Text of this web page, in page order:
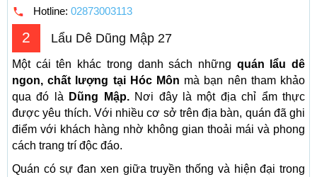
Hotline: 02873003113
2 Lẩu Dê Dũng Mập 27
Một cái tên khác trong danh sách những quán lẩu dê
ngon, chất lượng tại Hóc Môn mà bạn nên tham khảo
qua đó là
Dũng Mập. Nơi đây là một địa chỉ ẩm thực
được yêu thích. Với nhiều cơ sở trên địa bàn, quán đã ghi
điểm với khách hàng nhờ không gian thoải mái và phong
cách trang trí độc đáo.
Quán có sự đan xen giữa truyền thống và hiện đại trong